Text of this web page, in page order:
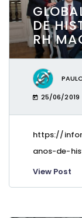
DE
RH
25/06/2019
https://
anos-de-
View Post